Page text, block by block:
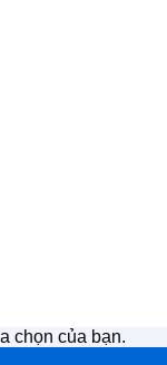
chọn của bạn.